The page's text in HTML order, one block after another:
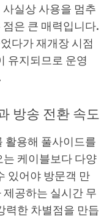
실상 사용을 멈추
은 큰 매력입니다.
다가 재개장 시점
유지되므로 운영
방송 전환 속도
활용해 풀사이드를
케이블보다 다양
있어야 방문객 만
공하는 실시간 무
력한 차별점을 만듭